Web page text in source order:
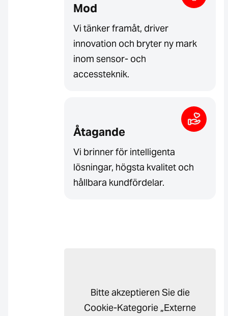
Mod
Vi tänker framåt, driver
innovation och bryter ny mark
inom sensor- och
accessteknik.
Åtagande
Vi brinner för intelligenta
lösningar, högsta kvalitet och
hållbara kundfördelar.
Bitte akzeptieren Sie die
Cookie-Kategorie „Externe